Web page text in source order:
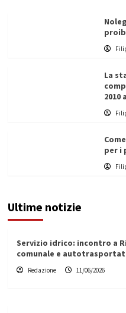
La
2010
per i
Ultime notizie
Servizio idrico: incontro a
comunale e
Redazione 11/06/2026